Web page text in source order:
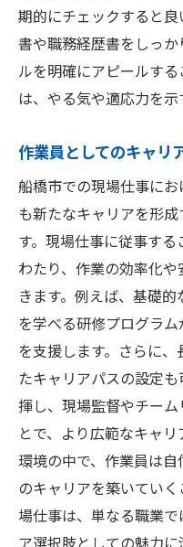
期的にチェックすると
書や職務経歴書をしっ
ルを明確にアピールす
は、やる気や適応力を示
作業員としてのキャリ
船橋市での現場仕事に
も新たなキャリアを形
す。現場仕事に従事す
わたり、作業の効率化
きます。例えば、基礎
を学べる研修プログラ
を支援します。さらに
たキャリアパスの設定
揮し、現場監督やチー
とで、より広範なキャ
環境の中で、作業員は
のキャリアを築いてい
場仕事は、単なる職業
ア選択肢としての魅力に